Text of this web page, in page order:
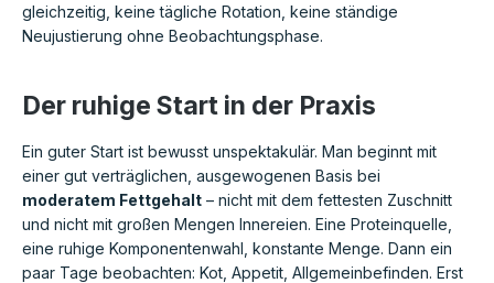
gleichzeitig, keine tägliche Rotation, keine ständige
Neujustierung ohne Beobachtungsphase.
Der ruhige Start in der Praxis
Ein guter Start ist bewusst unspektakulär. Man beginnt mit
einer gut verträglichen, ausgewogenen Basis bei
moderatem Fettgehalt – nicht mit dem fettesten Zuschnitt
und nicht mit großen Mengen Innereien. Eine Proteinquelle,
eine ruhige Komponentenwahl, konstante Menge. Dann ein
paar Tage beobachten: Kot, Appetit, Allgemeinbefinden. Erst